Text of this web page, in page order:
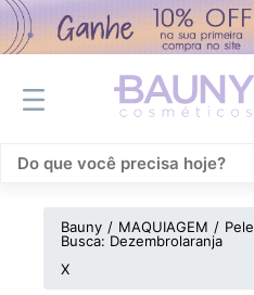
Bauny MAQUIAGEM Pele
Busca: Dezembrolaranja
X